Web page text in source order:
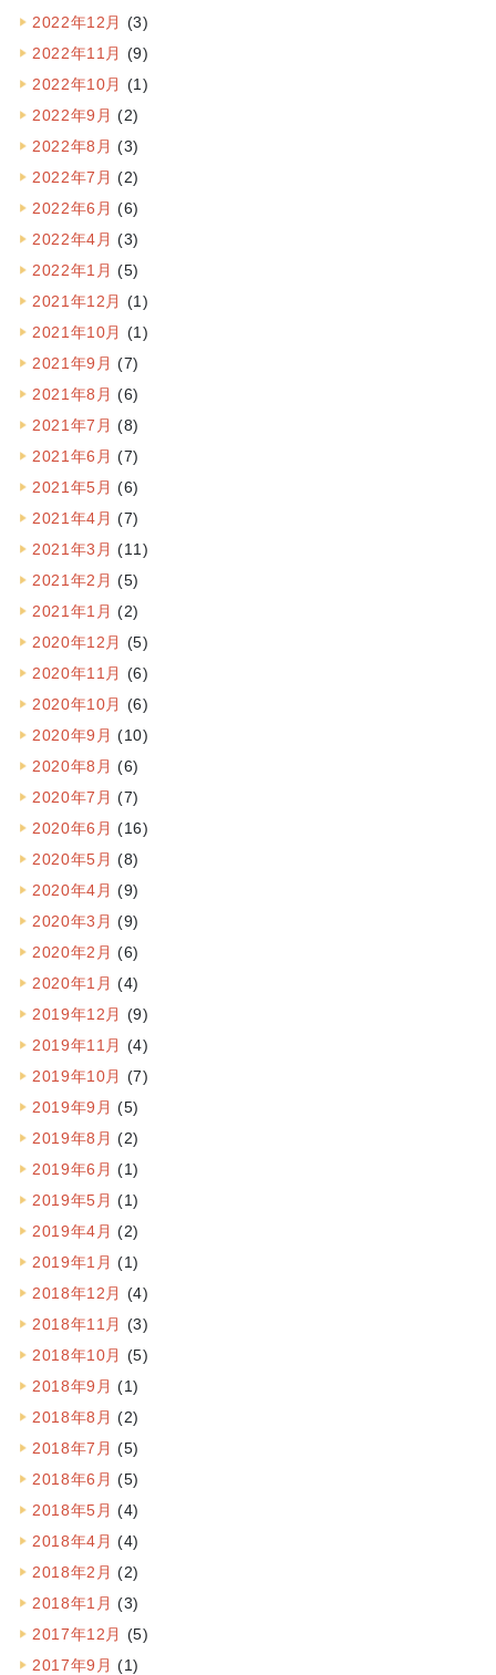
2022年12月 (3)
2022年11月 (9)
2022年10月 (1)
2022年9月 (2)
2022年8月 (3)
2022年7月 (2)
2022年6月 (6)
2022年4月 (3)
2022年1月 (5)
2021年12月 (1)
2021年10月 (1)
2021年9月 (7)
2021年8月 (6)
2021年7月 (8)
2021年6月 (7)
2021年5月 (6)
2021年4月 (7)
2021年3月 (11)
2021年2月 (5)
2021年1月 (2)
2020年12月 (5)
2020年11月 (6)
2020年10月 (6)
2020年9月 (10)
2020年8月 (6)
2020年7月 (7)
2020年6月 (16)
2020年5月 (8)
2020年4月 (9)
2020年3月 (9)
2020年2月 (6)
2020年1月 (4)
2019年12月 (9)
2019年11月 (4)
2019年10月 (7)
2019年9月 (5)
2019年8月 (2)
2019年6月 (1)
2019年5月 (1)
2019年4月 (2)
2019年1月 (1)
2018年12月 (4)
2018年11月 (3)
2018年10月 (5)
2018年9月 (1)
2018年8月 (2)
2018年7月 (5)
2018年6月 (5)
2018年5月 (4)
2018年4月 (4)
2018年2月 (2)
2018年1月 (3)
2017年12月 (5)
2017年9月 (1)